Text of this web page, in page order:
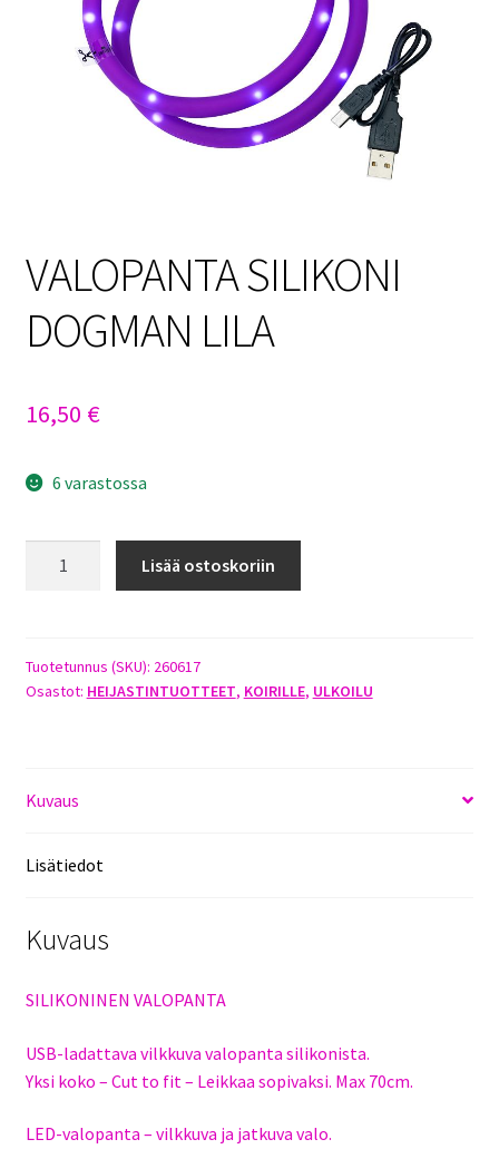
Tietosuojaseloste
VALOPANTA SILIKONI
DOGMAN LILA
16,50 €
6 varastossa
määrä
Lisää ostoskoriin
Tuotetunnus (SKU): 260617
Osastot: HEIJASTINTUOTTEET, KOIRILLE, ULKOILU
Kuvaus
Lisätiedot
Kuvaus
SILIKONINEN VALOPANTA
USB-ladattava vilkkuva valopanta silikonista.
Yksi koko – Cut to fit – Leikkaa sopivaksi. Max 70cm.
LED-valopanta – vilkkuva ja jatkuva valo.